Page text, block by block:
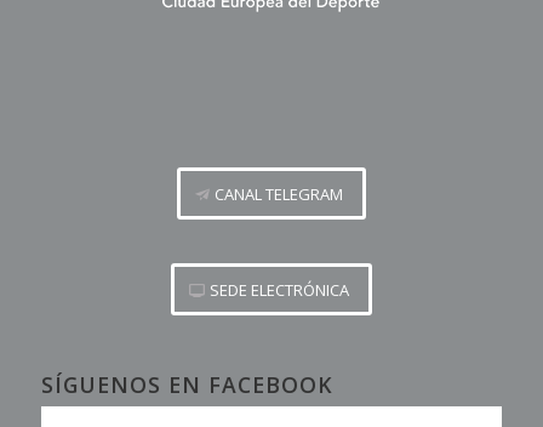
CANAL TELEGRAM
SEDE ELECTRÓNICA
SÍGUENOS EN FACEBOOK